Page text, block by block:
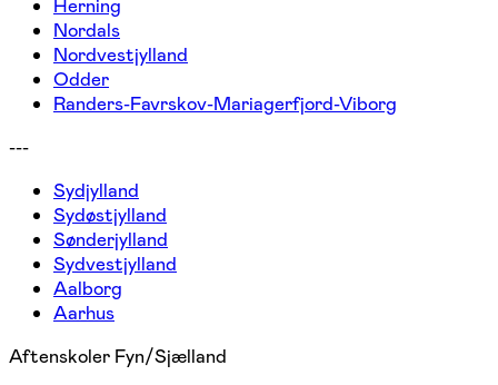
Herning
Nordals
Nordvestjylland
Odder
Randers-Favrskov-Mariagerfjord-Viborg
---
Sydjylland
Sydøstjylland
Sønderjylland
Sydvestjylland
Aalborg
Aarhus
Aftenskoler Fyn/Sjælland